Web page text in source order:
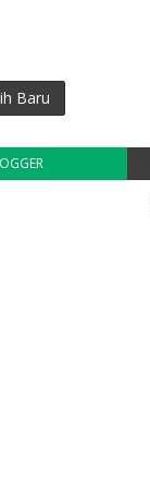
Baru